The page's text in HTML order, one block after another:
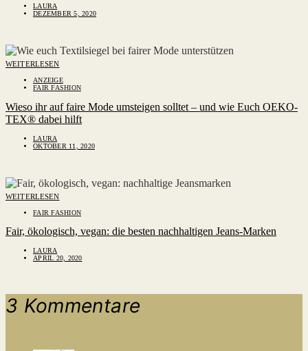
LAURA
DEZEMBER 5, 2020
WEITERLESEN
ANZEIGE
FAIR FASHION
Wieso ihr auf faire Mode umsteigen solltet – und wie Euch OEKO-
TEX® dabei hilft
LAURA
OKTOBER 11, 2020
WEITERLESEN
FAIR FASHION
Fair, ökologisch, vegan: die besten nachhaltigen Jeans-Marken
LAURA
APRIL 20, 2020
3 Kommentare